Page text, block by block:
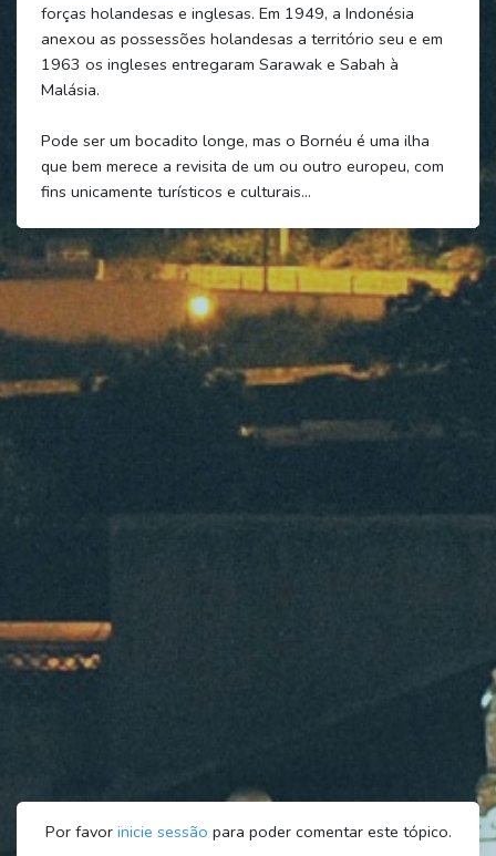
forças holandesas e inglesas. Em 1949, a Indonésia
anexou as possessões holandesas a território seu e em
1963 os ingleses entregaram Sarawak e Sabah à
Malásia.
Pode ser um bocadito longe, mas o Bornéu é uma ilha
que bem merece a revisita de um ou outro europeu, com
fins unicamente turísticos e culturais…
Por favor inicie sessão para poder comentar este tópico.